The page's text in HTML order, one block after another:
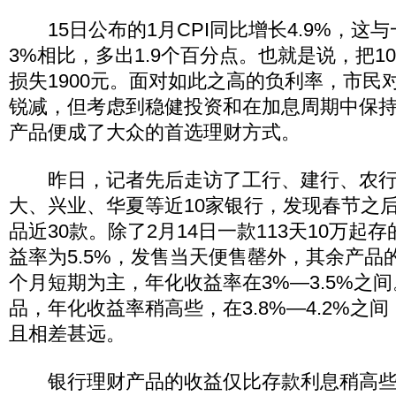
15日公布的1月CPI同比增长4.9%，这与
3%相比，多出1.9个百分点。也就是说，把
损失1900元。面对如此之高的负利率，市民
锐减，但考虑到稳健投资和在加息周期中保
产品便成了大众的首选理财方式。
昨日，记者先后走访了工行、建行、农
大、兴业、华夏等近10家银行，发现春节之
品近30款。除了2月14日一款113天10万起存
益率为5.5%，发售当天便售罄外，其余产
个月短期为主，年化收益率在3%—3.5%之
品，年化收益率稍高些，在3.8%—4.2%之间
且相差甚远。
银行理财产品的收益仅比存款利息稍高